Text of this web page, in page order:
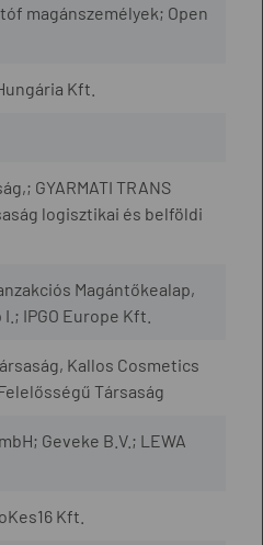
magánszemélyek; Open
Kft.
GYARMATI TRANS
logisztikai és belföldi
Magántőkealap,
IPGO Europe Kft.
Kallos Cosmetics
Társaság
Geveke B.V.; LEWA
Kft.